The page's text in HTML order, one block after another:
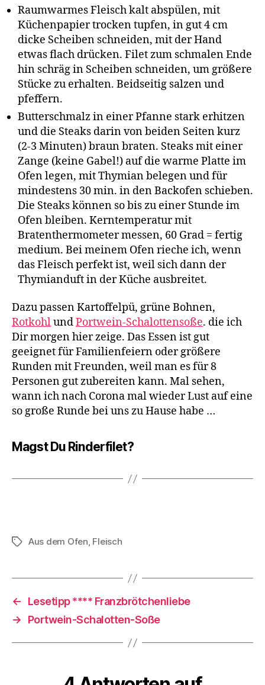
Raumwarmes Fleisch kalt abspülen, mit
Küchenpapier trocken tupfen, in gut 4 cm
dicke Scheiben schneiden, mit der Hand
etwas flach drücken. Filet zum schmalen Ende
hin schräg in Scheiben schneiden, um größere
Stücke zu erhalten. Beidseitig salzen und
pfeffern.
Butterschmalz in einer Pfanne stark erhitzen
und die Steaks darin von beiden Seiten kurz
(2-3 Minuten) braun braten. Steaks mit einer
Zange (keine Gabel!) auf die warme Platte im
Ofen legen, mit Thymian belegen und für
mindestens 30 min. in den Backofen schieben.
Die Steaks können so bis zu einer Stunde im
Ofen bleiben. Kerntemperatur mit
Bratenthermometer messen, 60 Grad = fertig
medium. Bei meinem Ofen rieche ich, wenn
das Fleisch perfekt ist, weil sich dann der
Thymianduft in der Küche ausbreitet.
Dazu passen Kartoffelpü, grüne Bohnen,
RotkohlundPortwein-Schalottensoße. die ich
Dir morgen hier zeige. Das Essen ist gut
geeignet für Familienfeiern oder größere
Runden mit Freunden, weil man es für 8
Personen gut zubereiten kann. Mal sehen,
wann ich nach Corona mal wieder Lust auf eine
so große Runde bei uns zu Hause habe …
Magst Du Rinderfilet?
Schlagwörter
Aus dem Ofen, Fleisch
←
Lesetipp **** Franzbrötchenliebe
→
Portwein-Schalotten-Soße